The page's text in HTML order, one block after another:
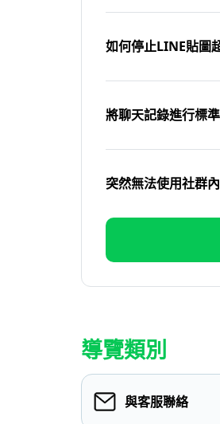
如何停止LINE貼圖
將聊天記錄進行標
突然無法使用社群
導覽類別
與客服聯絡